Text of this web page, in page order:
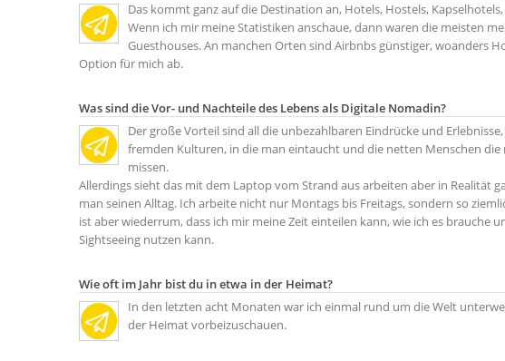
Das kommt ganz auf die Destination an, Hotels, Hostels,
Wenn ich mir meine Statistiken anschaue, dann waren die meisten
Guesthouses. An manchen Orten sind Airbnbs günstiger, woanders
Option für mich ab.
Was sind die Vor- und Nachteile des Lebens als Digitale Nomadin?
Der große Vorteil sind all die unbezahlbaren Eindrücke und
fremden Kulturen, in die man eintaucht und die netten Menschen
missen.
Allerdings sieht das mit dem Laptop vom Strand aus arbeiten aber in Realität
man seinen Alltag. Ich arbeite nicht nur Montags bis Freitags, sondern so
ist aber wiederrum, dass ich mir meine Zeit einteilen kann, wie ich es brauche
Sightseeing nutzen kann.
Wie oft im Jahr bist du in etwa in der Heimat?
In den letzten acht Monaten war ich einmal rund um die Welt
der Heimat vorbeizuschauen.